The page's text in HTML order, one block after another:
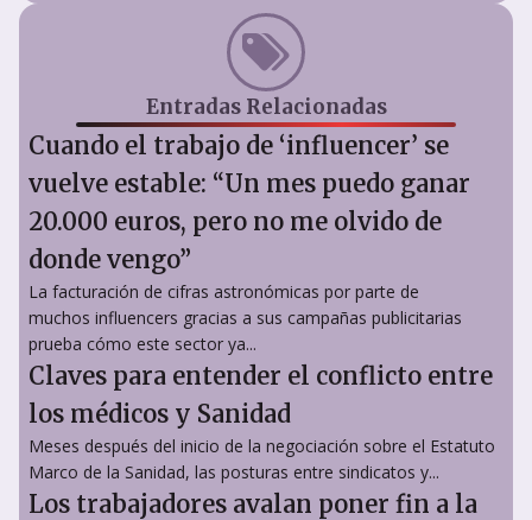
Entradas Relacionadas
Cuando el trabajo de ‘influencer’ se
vuelve estable: “Un mes puedo ganar
20.000 euros, pero no me olvido de
donde vengo”
La facturación de cifras astronómicas por parte de
muchos influencers gracias a sus campañas publicitarias
prueba cómo este sector ya...
Claves para entender el conflicto entre
los médicos y Sanidad
Meses después del inicio de la negociación sobre el Estatuto
Marco de la Sanidad, las posturas entre sindicatos y...
Los trabajadores avalan poner fin a la